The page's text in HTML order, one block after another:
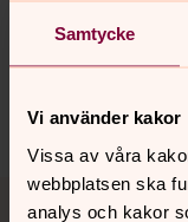
Samtycke
Vi använder kakor
Vissa av våra
webbplatsen ska
analys och kakor
Dela
Tillbaka till toppen
Tillbaka till